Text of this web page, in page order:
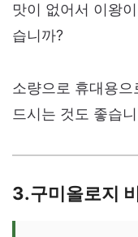
맛이 없어서 이왕
습니까?
소량으로 휴대용
드시는 것도 좋습
3.구미올로지